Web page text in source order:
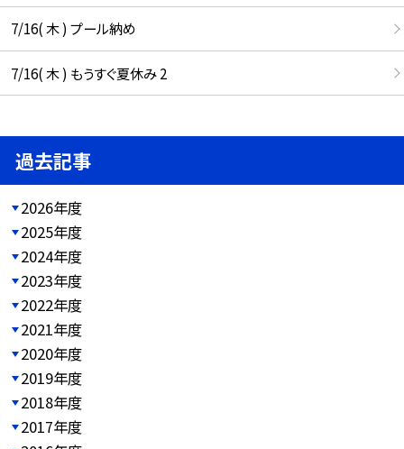
7/16( 木 ) プール納め
7/16( 木 ) もうすぐ夏休み 2
過去記事
2026年度
2025年度
2024年度
2023年度
2022年度
2021年度
2020年度
2019年度
2018年度
2017年度